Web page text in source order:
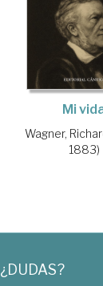
Mi
Wagner,
1883)
¿DUDAS?